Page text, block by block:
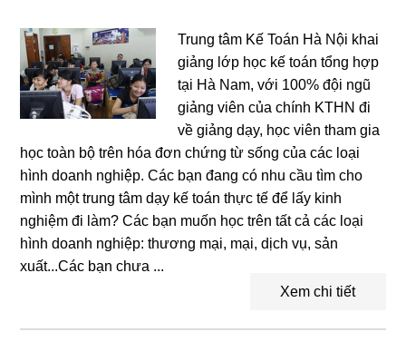
Trung tâm Kế Toán Hà Nội khai
giảng lớp học kế toán tổng hợp
tại Hà Nam, với 100% đội ngũ
giảng viên của chính KTHN đi
về giảng dạy, học viên tham gia
học toàn bộ trên hóa đơn chứng từ sống của các loại
hình doanh nghiệp. Các bạn đang có nhu cầu tìm cho
mình một trung tâm dạy kế toán thực tế để lấy kinh
nghiệm đi làm? Các bạn muốn học trên tất cả các loại
hình doanh nghiệp: thương mại, mại, dịch vụ, sản
xuất...Các bạn chưa ...
Xem chi tiết